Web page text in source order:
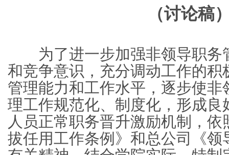
（讨论稿
为了进一步加强非领导职务
和竞争意识，充分调动工作的积
管理能力和工作水平，逐步使非
理工作规范化、制度化，形成良
人员正常职务晋升激励机制，
拔任用工作条例》和总公司《领